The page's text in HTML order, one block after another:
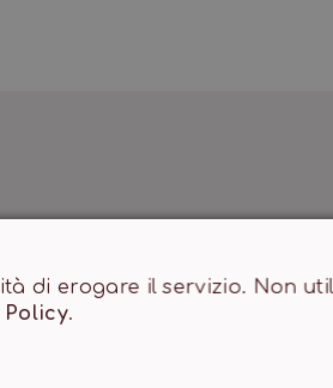
10.000,00 €
di erogare il servizio. Non
Policy.